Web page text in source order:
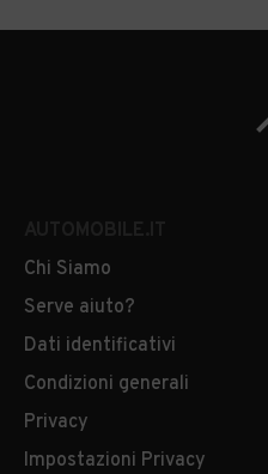
Chi Siamo
Serve aiuto?
Dati identificativi
Condizioni generali
Privacy
Impostazioni Privacy